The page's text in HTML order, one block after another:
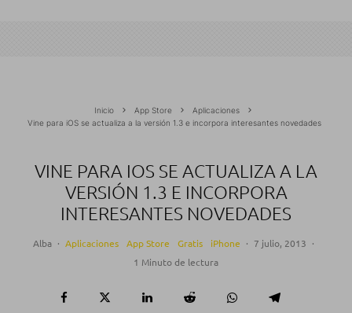
Inicio App Store
Aplicaciones
Vine para iOS se actualiza a la versión 1.3 e incorpora interesantes novedades
VINE PARA IOS SE ACTUALIZA A LA
VERSIÓN 1.3 E INCORPORA
INTERESANTES NOVEDADES
Alba · Aplicaciones App Store Gratis iPhone · 7 julio, 2013 ·
1 Minuto de lectura